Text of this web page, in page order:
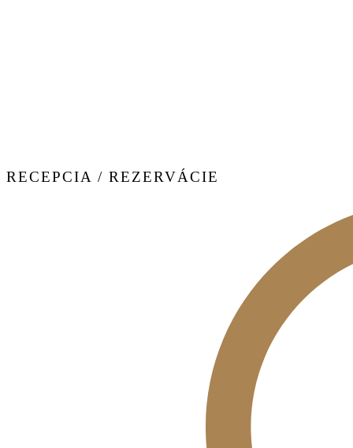
RECEPCIA / REZERVÁCIE